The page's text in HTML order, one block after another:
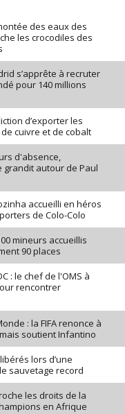
des eaux des
les crocodiles des
s’apprête à recruter
pour 140 millions
d’exporter les
cuivre et de cobalt
d'absence,
grandit autour de Paul
accueilli en héros
de Colo-Colo
mineurs accueillis
90 places
: le chef de l'OMS à
rencontrer
: la FIFA renonce à
soutient Infantino
lors d’une
sauvetage record
les droits de la
en Afrique